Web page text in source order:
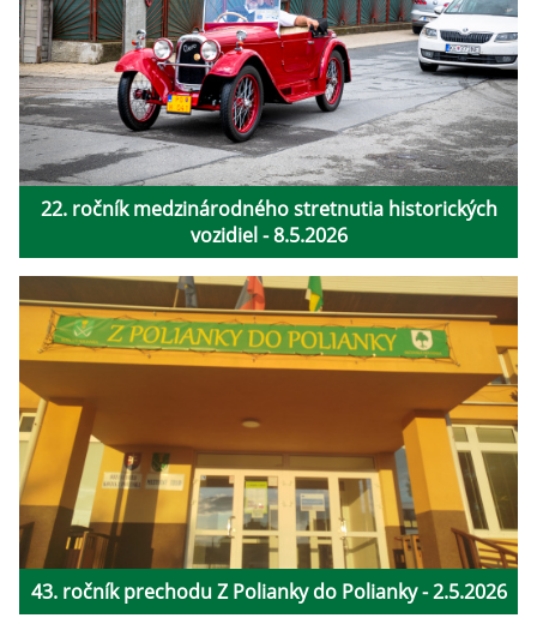
22. ročník medzinárodného stretnutia historických
vozidiel - 8.5.2026
43. ročník prechodu Z Polianky do Polianky - 2.5.2026